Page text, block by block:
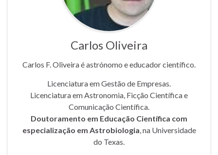
Carlos Oliveira
Carlos F. Oliveira é astrónomo e educador científico.
Licenciatura em Gestão de Empresas.
Licenciatura em Astronomia, Ficção Científica e
Comunicação Científica.
Doutoramento em Educação Científica com
especialização em Astrobiologia , na Universidade
do Texas.